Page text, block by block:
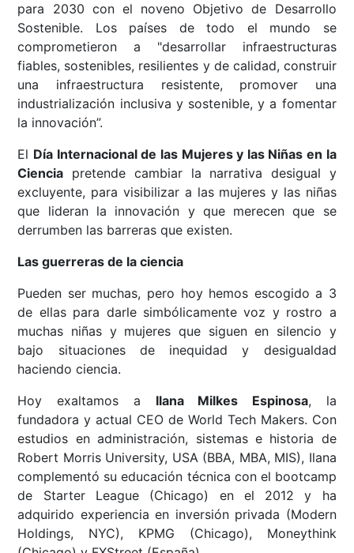
para 2030 con el noveno Objetivo de Desarrollo
Sostenible. Los países de todo el mundo se
comprometieron a "desarrollar infraestructuras
fiables, sostenibles, resilientes y de calidad, construir
una infraestructura resistente, promover una
industrialización inclusiva y sostenible, y a fomentar
la innovación”.
El Día Internacional de las Mujeres y las Niñas en la
Ciencia pretende cambiar la narrativa desigual y
excluyente, para visibilizar a las mujeres y las niñas
que lideran la innovación y que merecen que se
derrumben las barreras que existen.
Las guerreras de la ciencia
Pueden ser muchas, pero hoy hemos escogido a 3
de ellas para darle simbólicamente voz y rostro a
muchas niñas y mujeres que siguen en silencio y
bajo situaciones de inequidad y desigualdad
haciendo ciencia.
Hoy exaltamos a Ilana Milkes Espinosa, la
fundadora y actual CEO de World Tech Makers. Con
estudios en administración, sistemas e historia de
Robert Morris University, USA (BBA, MBA, MIS), Ilana
complementó su educación técnica con el bootcamp
de Starter League (Chicago) en el 2012 y ha
adquirido experiencia en inversión privada (Modern
Holdings, NYC), KPMG (Chicago), Moneythink